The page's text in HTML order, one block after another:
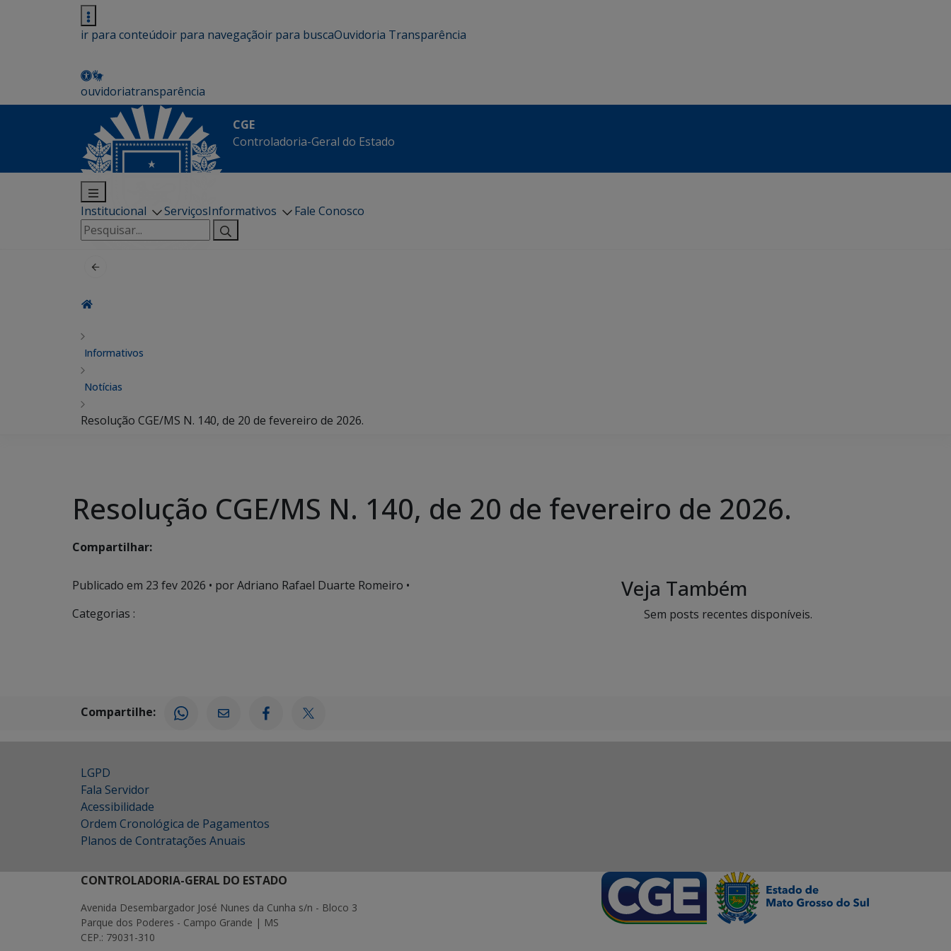
ir para conteúdoir para navegaçãoir para buscaOuvidoria Transparência
ouvidoriatransparência
CGE
Controladoria-Geral do Estado
Institucional ServiçosInformativos
Fale Conosco
Pesquisar
por:
Informativos
Notícias
Resolução CGE/MS N. 140, de 20 de fevereiro de 2026.
Resolução CGE/MS N. 140, de 20 de fevereiro de 2026.
Compartilhar:
Publicado em 23 fev 2026 • por Adriano Rafael Duarte Romeiro •
Categorias :
Veja Também
Sem posts recentes disponíveis.
Compartilhe:
LGPD
Fala Servidor
Acessibilidade
Ordem Cronológica de Pagamentos
Planos de Contratações Anuais
CONTROLADORIA-GERAL DO ESTADO
Avenida Desembargador José Nunes da Cunha s/n - Bloco 3
Parque dos Poderes - Campo Grande | MS
CEP.: 79031-310